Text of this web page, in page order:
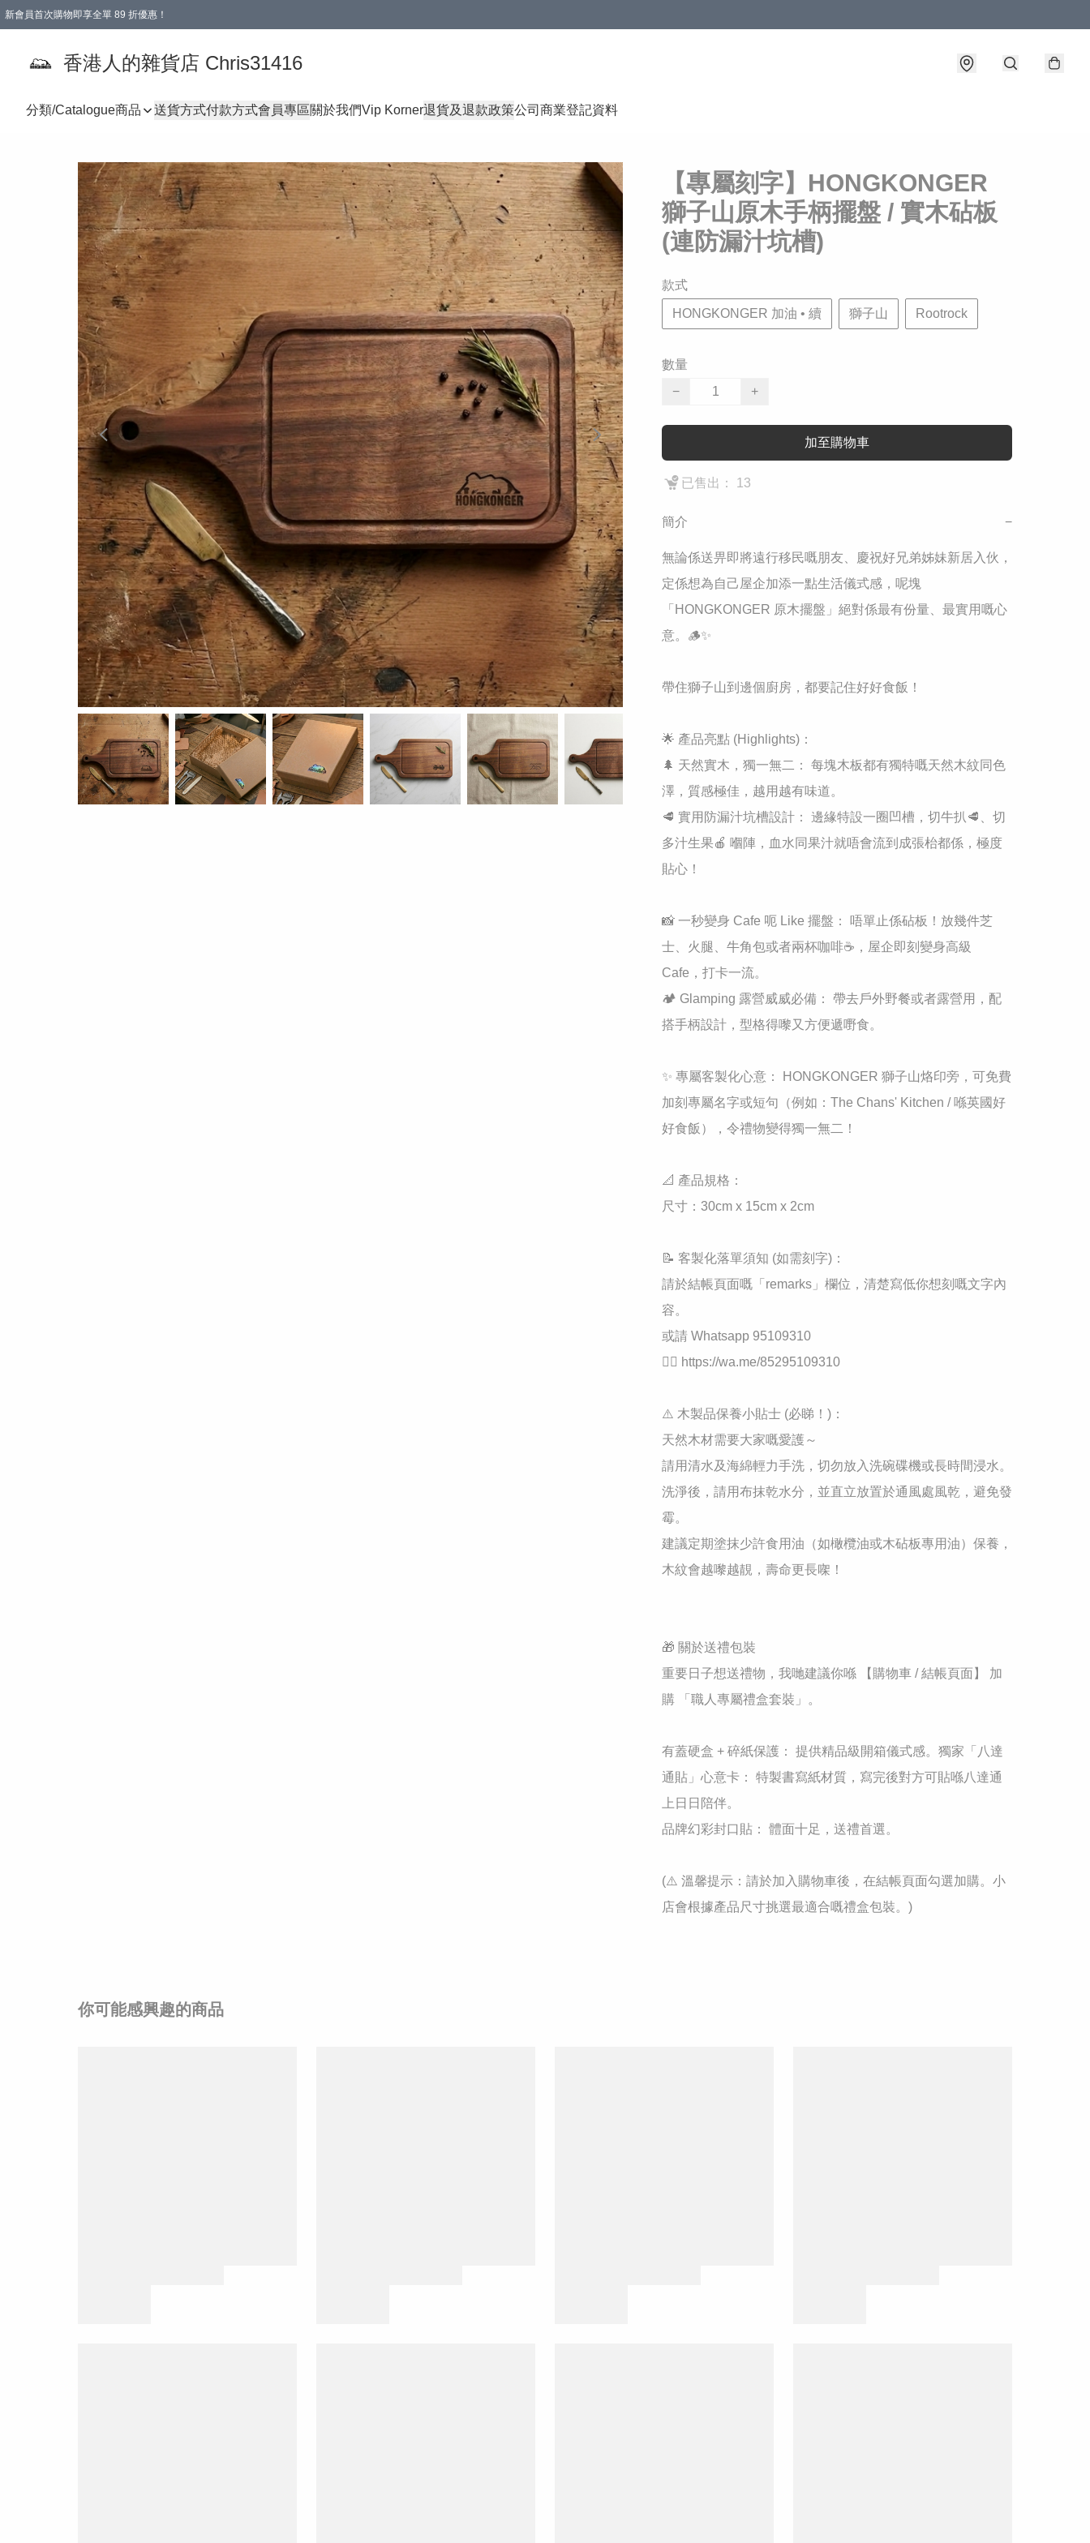
新會員首次購物即享全單 89 折優惠！
香港人的雜貨店 Chris31416
分類/Catalogue商品 送貨方式付款方式會員專區關於我們Vip Korner退貨及退款政策公司商業登記資料
【專屬刻字】HONGKONGER
獅子山原木手柄擺盤 / 實木砧板
(連防漏汁坑槽)
款式
HONGKONGER 加油 • 續 獅子山 Rootrock
數量
−
+
加至購物車
已售出： 13
簡介 −
無論係送畀即將遠行移民嘅朋友、慶祝好兄弟姊妹新居入伙，
定係想為自己屋企加添一點生活儀式感，呢塊
「HONGKONGER 原木擺盤」絕對係最有份量、最實用嘅心
意。🪵✨
帶住獅子山到邊個廚房，都要記住好好食飯！
🌟 產品亮點 (Highlights)：
🌲 天然實木，獨一無二： 每塊木板都有獨特嘅天然木紋同色
澤，質感極佳，越用越有味道。
🥩 實用防漏汁坑槽設計： 邊緣特設一圈凹槽，切牛扒🥩、切
多汁生果🍎 嗰陣，血水同果汁就唔會流到成張枱都係，極度
貼心！
📸 一秒變身 Cafe 呃 Like 擺盤： 唔單止係砧板！放幾件芝
士、火腿、牛角包或者兩杯咖啡☕，屋企即刻變身高級
Cafe，打卡一流。
🏕️ Glamping 露營威威必備： 帶去戶外野餐或者露營用，配
搭手柄設計，型格得嚟又方便遞嘢食。
✨ 專屬客製化心意： HONGKONGER 獅子山烙印旁，可免費
加刻專屬名字或短句（例如：The Chans' Kitchen / 喺英國好
好食飯），令禮物變得獨一無二！
📐 產品規格：
尺寸：30cm x 15cm x 2cm
📝 客製化落單須知 (如需刻字)：
請於結帳頁面嘅「remarks」欄位，清楚寫低你想刻嘅文字內
容。
或請 Whatsapp 95109310
👉🏻 https://wa.me/85295109310
⚠️ 木製品保養小貼士 (必睇！)：
天然木材需要大家嘅愛護～
請用清水及海綿輕力手洗，切勿放入洗碗碟機或長時間浸水。
洗淨後，請用布抹乾水分，並直立放置於通風處風乾，避免發
霉。
建議定期塗抹少許食用油（如橄欖油或木砧板專用油）保養，
木紋會越嚟越靚，壽命更長㗎！
🎁 關於送禮包裝
重要日子想送禮物，我哋建議你喺 【購物車 / 結帳頁面】 加
購 「職人專屬禮盒套裝」。
有蓋硬盒 + 碎紙保護： 提供精品級開箱儀式感。獨家「八達
通貼」心意卡： 特製書寫紙材質，寫完後對方可貼喺八達通
上日日陪伴。
品牌幻彩封口貼： 體面十足，送禮首選。
(⚠️ 溫馨提示：請於加入購物車後，在結帳頁面勾選加購。小
店會根據產品尺寸挑選最適合嘅禮盒包裝。)
你可能感興趣的商品